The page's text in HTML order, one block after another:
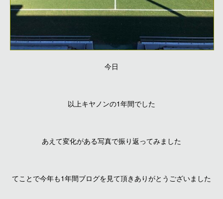
今日
以上キヤノンの1年間でした
あえて変化がある写真で振り返ってみました
てことで今年も1年間ブログを見て頂きありがとうございました